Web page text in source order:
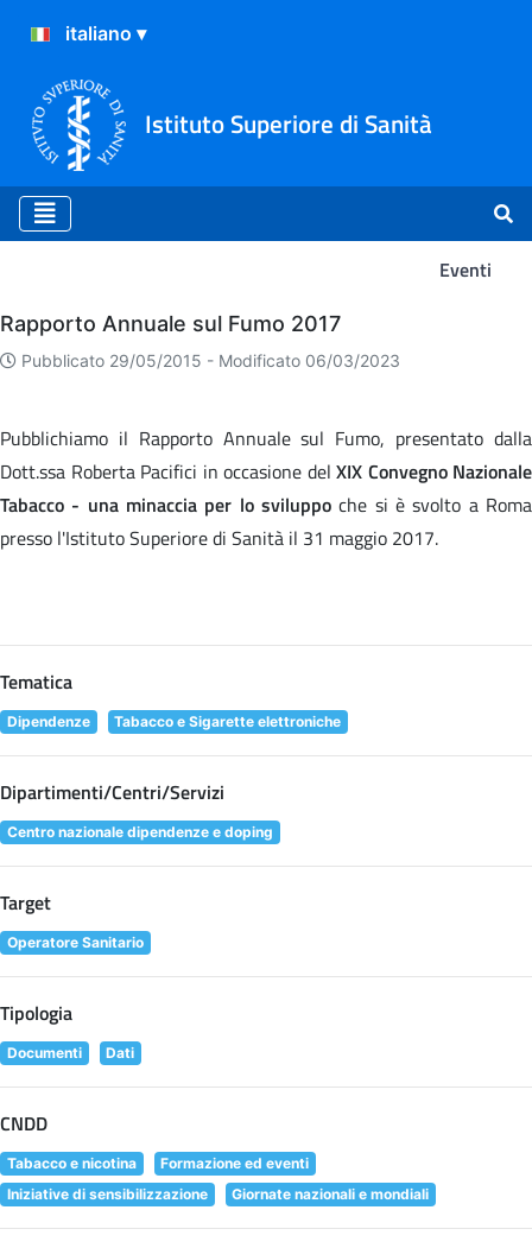
Istituto Superiore di Sanità
Eventi
Eventi
Rapporto Annuale sul Fumo 2017
Pubblicato 29/05/2015 - Modificato 06/03/2023
Pubblichiamo il Rapporto Annuale sul Fumo, presentato dalla
Dott.ssa Roberta Pacifici in occasione del XIX Convegno Nazionale
Tabacco - una minaccia per lo sviluppo che si è svolto a Roma
presso l'Istituto Superiore di Sanità il 31 maggio 2017.
Tematica
Dipendenze Tabacco e Sigarette elettroniche
Dipartimenti/Centri/Servizi
Centro nazionale dipendenze e doping
Target
Operatore Sanitario
Tipologia
Documenti Dati
CNDD
Tabacco e nicotina
Formazione ed eventi
Iniziative di sensibilizzazione
Giornate nazionali e mondiali